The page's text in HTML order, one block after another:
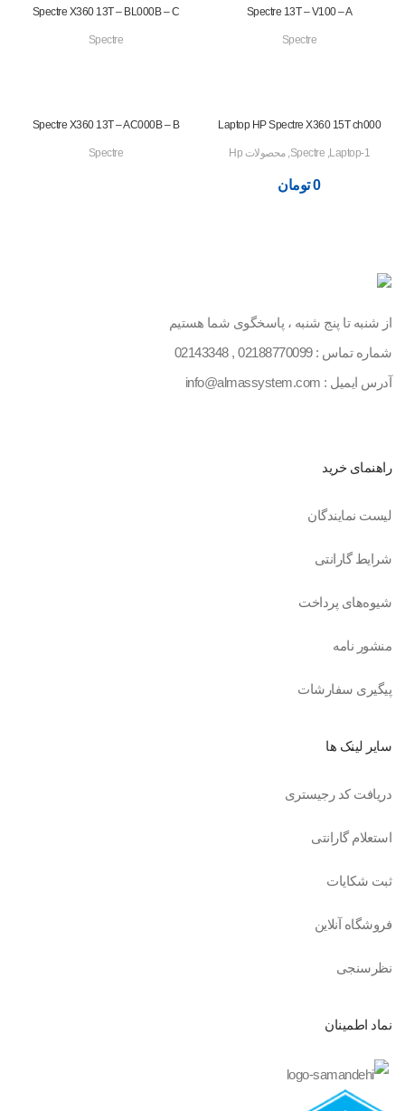
Spectre 13T – V100 – A
Spectre
Spectre X360 13T – BL000B – C
Spectre
Laptop HP Spectre X360 15T ch000
1-Laptop
,
Spectre
,محصولات Hp
0 تومان
Spectre X360 13T – AC000B – B
Spectre
از شنبه تا پنج شنبه ، پاسخگوی شما هستیم
شماره تماس :02188770099
,
02143348
آدرس ایمیل : info@almassystem.com
راهنمای خرید
لیست نمایندگان
شرایط گارانتی
شیوه‌های پرداخت
منشور نامه
پیگیری سفارشات
سایر لینک ها
دریافت کد رجیستری
استعلام گارانتی
ثبت شکایات
فروشگاه آنلاین
نظرسنجی
نماد اطمینان